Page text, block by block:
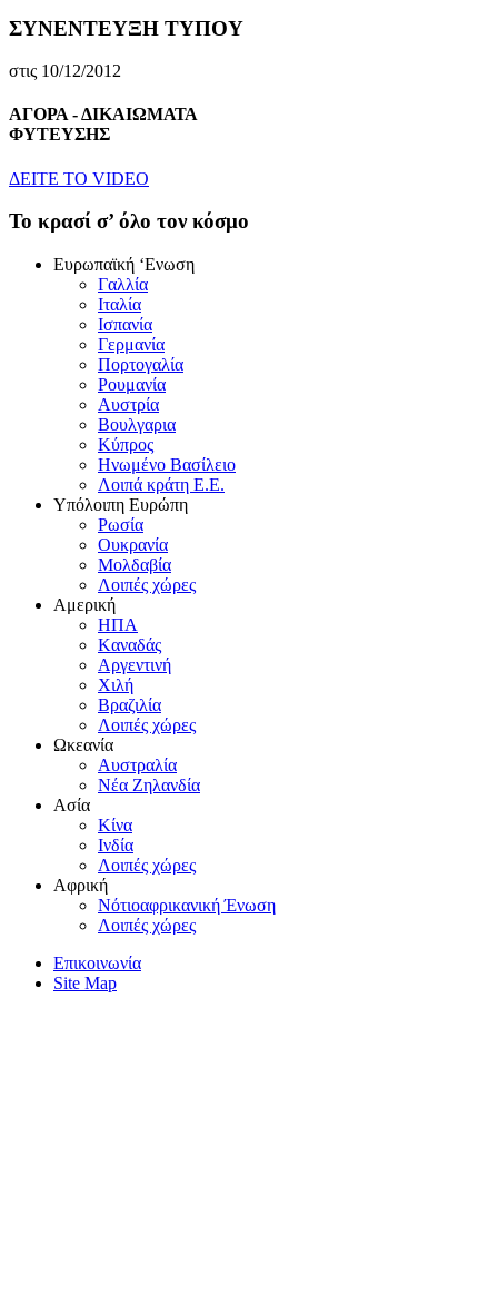
ΣΥΝΕΝΤΕΥΞΗ ΤΥΠΟΥ
στις 10/12/2012
ΑΓΟΡΑ - ΔΙΚΑΙΩΜΑΤΑ
ΦΥΤΕΥΣΗΣ
ΔEITE TO VIDEO
To κρασί σ’ όλο τον κόσμο
Eυρωπαϊκή ‘Eνωση
Γαλλία
Iταλία
Iσπανία
Γερμανία
Πορτογαλία
Pουμανία
Aυστρία
Bουλγαρια
Kύπρος
Hνωμένο Bασίλειο
Λοιπά κράτη E.E.
Yπόλοιπη Eυρώπη
Pωσία
Oυκρανία
Mολδαβία
Λοιπές χώρες
Αμερική
HΠA
Kαναδάς
Aργεντινή
Xιλή
Bραζιλία
Λοιπές χώρες
Ωκεανία
Aυστραλία
Nέα Zηλανδία
Aσία
Kίνα
Iνδία
Λοιπές χώρες
Αφρική
Nότιοαφρικανική Ένωση
Λοιπές χώρες
Επικοινωνία
Site Map